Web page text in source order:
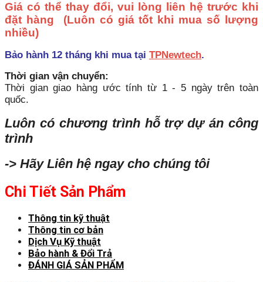
Giá có thể thay đổi, vui lòng liên hệ trước khi
đặt hàng (Luôn có giá tốt khi mua số lượng
nhiều)
Bảo hành 12 tháng khi mua tại TPNewtech.
Thời gian vận chuyển:
Thời gian giao hàng ước tính từ 1 - 5 ngày trên toàn
quốc.
Luôn có chương trình hỗ trợ dự án công
trình
-> Hãy Liên hệ ngay cho chúng tôi
Chi Tiết Sản Phẩm
Thông tin kỹ thuật
Thông tin cơ bản
Dịch Vụ Kỹ thuật
Bảo hành & Đổi Trả
ĐÁNH GIÁ SẢN PHẨM